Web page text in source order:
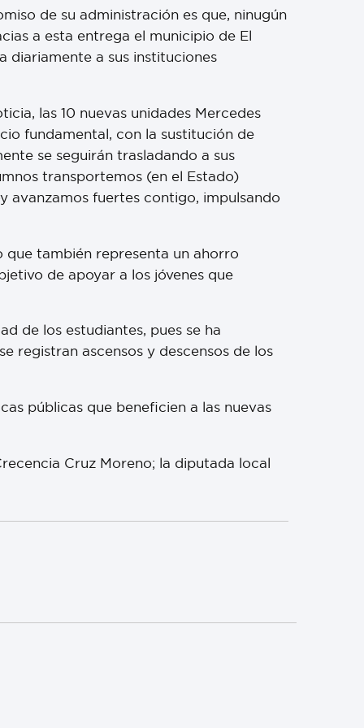
de su administración es que, ninugún
a esta entrega el municipio de El
diariamente a sus instituciones
las 10 nuevas unidades Mercedes
fundamental, con la sustitución de
se seguirán trasladando a sus
transportemos (en el Estado)
avanzamos fuertes contigo, impulsando
también representa un ahorro
de apoyar a los jóvenes que
de los estudiantes, pues se ha
registran ascensos y descensos de los
públicas que beneficien a las nuevas
Cruz Moreno; la diputada local